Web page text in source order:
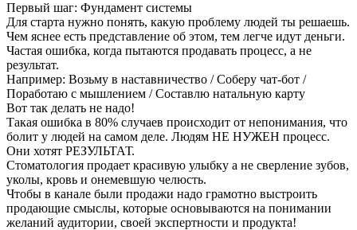
Первый шаг: Фундамент системы
Для старта нужно понять, какую проблему людей ты решаешь.
Чем яснее есть представление об этом, тем легче идут деньги.
Частая ошибка, когда пытаются продавать процесс, а не
результат.
Например: Возьму в наставничество / Соберу чат-бот /
Поработаю с мышлением / Составлю натальную карту
Вот так делать не надо!
Такая ошибка в 80% случаев происходит от непонимания, что
болит у людей на самом деле. Людям НЕ НУЖЕН процесс.
Они хотят РЕЗУЛЬТАТ.
Стоматология продает красивую улыбку а не сверление зубов,
уколы, кровь и онемевшую челюсть.
Чтобы в канале были продажи надо грамотно выстроить
продающие смыслы, которые основываются на понимании
желаний аудитории, своей экспертности и продукта!